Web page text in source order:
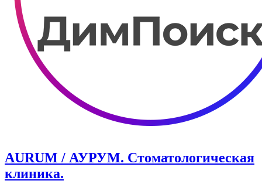
AURUM / АУРУМ. Стоматологическая
клиника.